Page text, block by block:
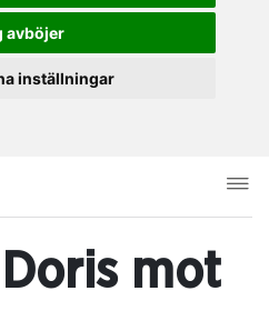
avböjer
inställningar
mot